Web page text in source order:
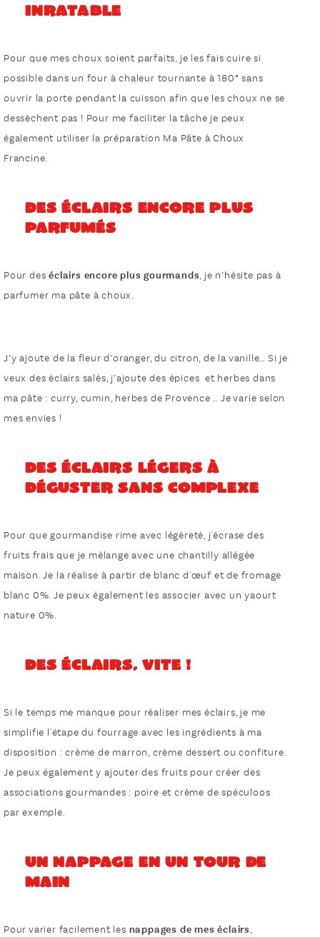
inratable
Pour que mes choux soient parfaits, je les fais cuire si
possible dans un four à chaleur tournante à 180° sans
ouvrir la porte pendant la cuisson afin que les choux ne se
dessèchent pas ! Pour me faciliter la tâche je peux
également utiliser la préparation Ma Pâte à Choux
Francine.
Des éclairs encore plus
parfumés
Pour deséclairs encore plus gourmands, je n’hésite pas à
parfumer ma pâte à choux.
J’y ajoute de la fleur d’oranger, du citron, de la vanille… Si je
veux des éclairs salés, j’ajoute des épices et herbes dans
ma pâte : curry, cumin, herbes de Provence … Je varie selon
mes envies !
Des éclairs légers à
déguster sans complexe
Pour que gourmandise rime avec légèreté, j'écrase des
fruits frais que je mélange avec une chantilly allégée
maison. Je la réalise à partir de blanc d'œuf et de fromage
blanc 0%. Je peux également les associer avec un yaourt
nature 0%.
Des éclairs, vite !
Si le temps me manque pour réaliser mes éclairs, je me
simplifie l'étape du fourrage avec les ingrédients à ma
disposition : crème de marron, crème dessert ou confiture.
Je peux également y ajouter des fruits pour créer des
associations gourmandes : poire et crème de spéculoos
par exemple.
Un nappage en un tour de
main
Pour varier facilement les nappages de mes éclairs ,